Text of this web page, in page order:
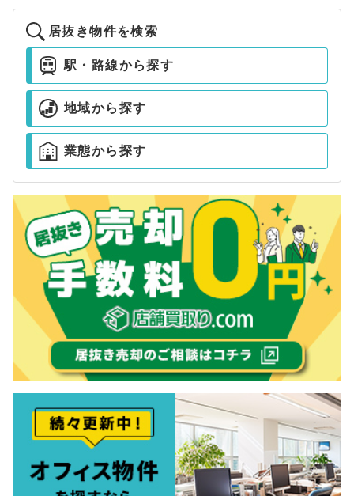
居抜き物件を検索
駅・路線から探す
地域から探す
業態から探す